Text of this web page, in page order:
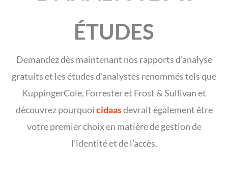
ÉTUDES
Demandez dès maintenant nos rapports d’analyse
gratuits et les études d’analystes renommés tels que
KuppingerCole, Forrester et Frost & Sullivan et
découvrez pourquoicidaasdevrait également être
votre premier choix en matière de gestion de
l’identité et de l’accès.